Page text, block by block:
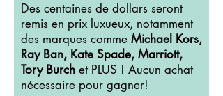
Des centaines de dollars seront
remis en prix luxueux, notamment
des marques comme Michael Kors,
Ray Ban, Kate Spade, Marriott,
Tory Burch et PLUS ! Aucun achat
nécessaire pour gagner!